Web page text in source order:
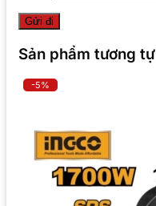
Sản phẩm tương tự
-5%